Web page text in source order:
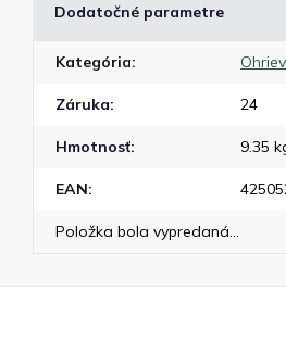
Dodatočné parametre
Kategória:
Záruka: 24
Hmotnosť: 9.35
EAN:
Položka bola vypredaná…